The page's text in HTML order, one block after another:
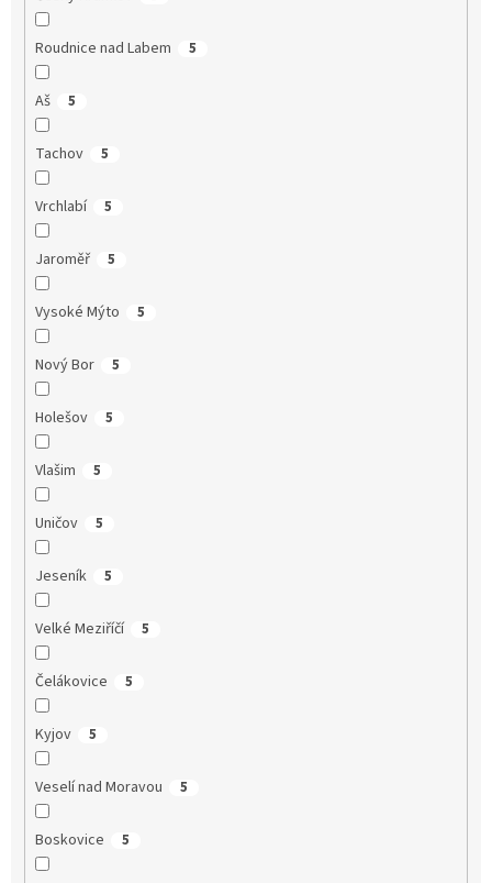
Roudnice nad Labem 5
Aš 5
Tachov 5
Vrchlabí 5
Jaroměř 5
Vysoké Mýto 5
Nový Bor 5
Holešov 5
Vlašim 5
Uničov 5
Jeseník 5
Velké Meziříčí 5
Čelákovice 5
Kyjov 5
Veselí nad Moravou 5
Boskovice 5